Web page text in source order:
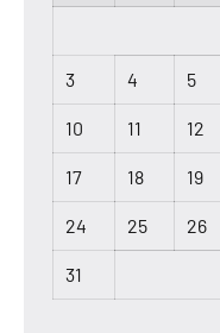
3 4 5
10 11 12
17 18 19
24 25 26
31